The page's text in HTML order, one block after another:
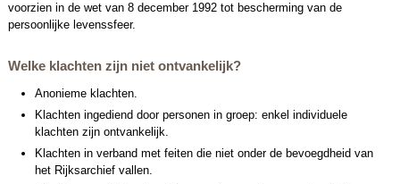
voorzien in de wet van 8 december 1992 tot bescherming van de
persoonlijke levenssfeer.
Welke klachten zijn niet ontvankelijk?
Anonieme klachten.
Klachten ingediend door personen in groep: enkel individuele
klachten zijn ontvankelijk.
Klachten in verband met feiten die niet onder de bevoegdheid van
het Rijksarchief vallen.